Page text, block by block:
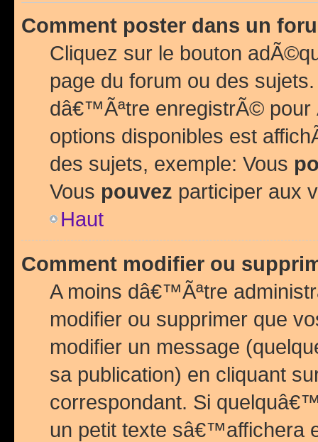
Comment poster dans un
Cliquez sur le bouton
page du forum ou des
dâ€™Ãªtre enregistrÃ©
options disponibles est
des sujets, exemple: Vous
Vous pouvez participer aux
Haut
Comment modifier ou
A moins dâ€™Ãªtre
modifier ou supprimer que
modifier un message
sa publication) en cliquant
correspondant. Si
un petit texte sâ€™affichera